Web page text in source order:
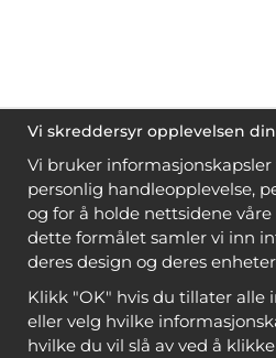
Vi skreddersyr opplevelsen din
Vi bruker informasjonskapsler
personlig handleopplevelse,
og for å holde nettsidene
dette formålet samler vi inn
deres design og deres
Klikk "OK" hvis du tillater alle
eller velg hvilke
hvilke du vil slå av ved å